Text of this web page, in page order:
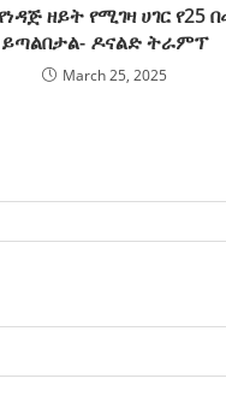
ዘይት የሚገዛ ሀገር የ25
ይጣልበታል- ዶናልድ ትራምፕ
March 25, 2025